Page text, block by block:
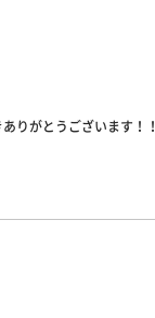
りがとうございます！！